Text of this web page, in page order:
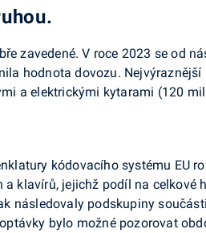
zavedené. V roce 2023 se od
hodnota dovozu.
a elektrickými kytarami (120
kódovacího systému EU
klavírů, jejichž podíl na celkové
následovaly podskupiny
bylo možné pozorovat